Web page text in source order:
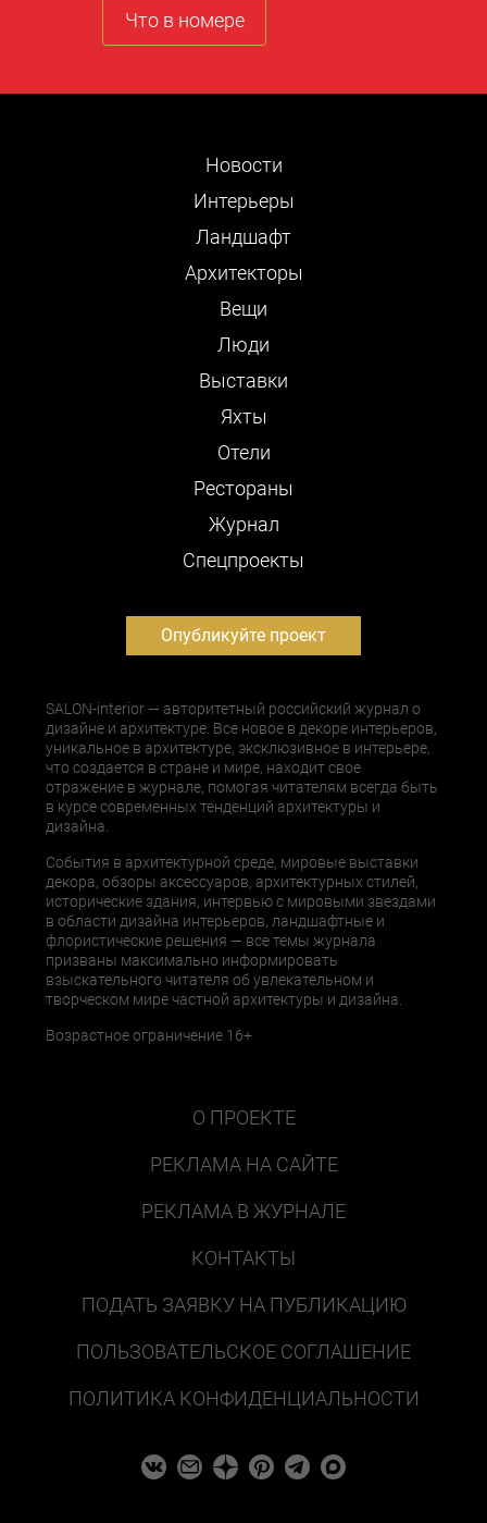
Что в номере
Новости
Интерьеры
Ландшафт
Архитекторы
Вещи
Люди
Выставки
Яхты
Отели
Рестораны
Журнал
Cпецпроекты
Опубликуйте проект
SALON-interior — авторитетный российский журнал о
дизайне и архитектуре. Все новое в декоре интерьеров,
уникальное в архитектуре, эксклюзивное в интерьере,
что создается в стране и мире, находит свое
отражение в журнале, помогая читателям всегда быть
в курсе современных тенденций архитектуры и
дизайна.
События в архитектурной среде, мировые выставки
декора, обзоры аксессуаров, архитектурных стилей,
исторические здания, интервью с мировыми звездами
в области дизайна интерьеров, ландшафтные и
флористические решения — все темы журнала
призваны максимально информировать
взыскательного читателя об увлекательном и
творческом мире частной архитектуры и дизайна.
Возрастное ограничение 16+
О ПРОЕКТЕ
РЕКЛАМА НА САЙТЕ
РЕКЛАМА В ЖУРНАЛЕ
КОНТАКТЫ
ПОДАТЬ ЗАЯВКУ НА ПУБЛИКАЦИЮ
ПОЛЬЗОВАТЕЛЬСКОЕ СОГЛАШЕНИЕ
ПОЛИТИКА КОНФИДЕНЦИАЛЬНОСТИ